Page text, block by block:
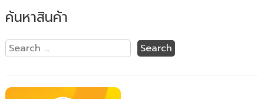
ค้นหาสินค้า